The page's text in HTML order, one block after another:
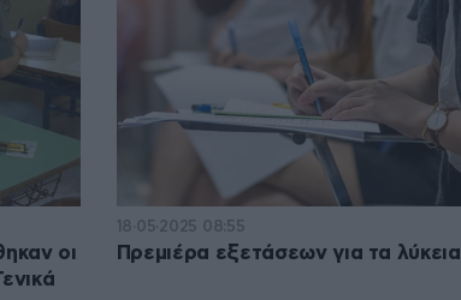
οι
18·05·2025 08:55
Πρεμιέρα εξετάσεων για τα λύκεια